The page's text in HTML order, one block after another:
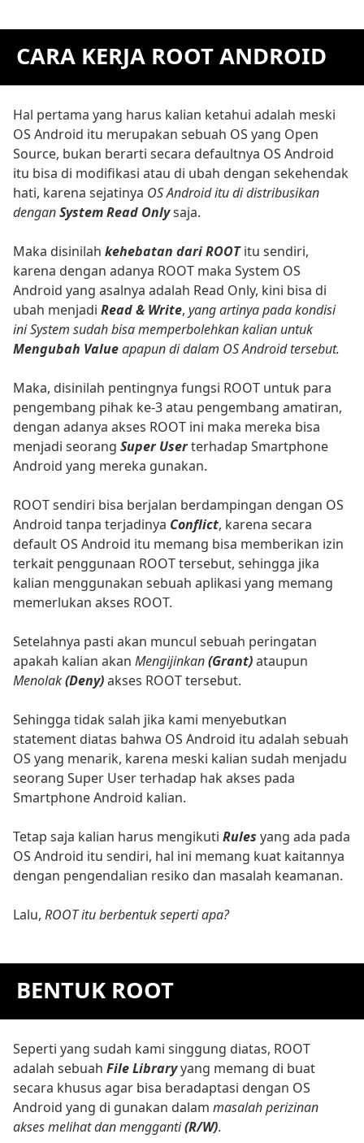
CARA KERJA ROOT ANDROID
Hal pertama yang harus kalian ketahui adalah meski
OS Android itu merupakan sebuah OS yang Open
Source, bukan berarti secara defaultnya OS Android
itu bisa di modifikasi atau di ubah dengan sekehendak
hati, karena sejatinya OS Android itu di distribusikan
denganSystem Read Onlysaja.
Maka disinilah kehebatan dari ROOTitu sendiri,
karena dengan adanya ROOT maka System OS
Android yang asalnya adalah Read Only, kini bisa di
ubah menjadi Read & Write, yang artinya pada kondisi
ini System sudah bisa memperbolehkan kalian untuk
Mengubah Valueapapun di dalam OS Android tersebut.
Maka, disinilah pentingnya fungsi ROOT untuk para
pengembang pihak ke-3 atau pengembang amatiran,
dengan adanya akses ROOT ini maka mereka bisa
menjadi seorang Super Userterhadap Smartphone
Android yang mereka gunakan.
ROOT sendiri bisa berjalan berdampingan dengan OS
Android tanpa terjadinya Conflict, karena secara
default OS Android itu memang bisa memberikan izin
terkait penggunaan ROOT tersebut, sehingga jika
kalian menggunakan sebuah aplikasi yang memang
memerlukan akses ROOT.
Setelahnya pasti akan muncul sebuah peringatan
apakah kalian akan Mengijinkan(Grant)ataupun
Menolak(Deny)akses ROOT tersebut.
Sehingga tidak salah jika kami menyebutkan
statement diatas bahwa OS Android itu adalah sebuah
OS yang menarik, karena meski kalian sudah menjadu
seorang Super User terhadap hak akses pada
Smartphone Android kalian.
Tetap saja kalian harus mengikuti Rules yang ada pada
OS Android itu sendiri, hal ini memang kuat kaitannya
dengan pengendalian resiko dan masalah keamanan.
Lalu, ROOT itu berbentuk seperti apa?
BENTUK ROOT
Seperti yang sudah kami singgung diatas, ROOT
adalah sebuah File Libraryyang memang di buat
secara khusus agar bisa beradaptasi dengan OS
Android yang di gunakan dalam masalah perizinan
akses melihat dan mengganti(R/W).